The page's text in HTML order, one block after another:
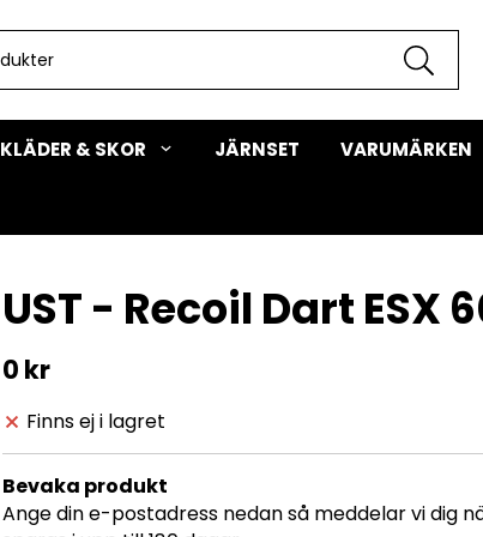
KLÄDER & SKOR JÄRNSET VARUMÄRKEN
UST - Recoil Dart ESX
0 kr
Finns ej i lagret
Bevaka produkt
Ange din e-postadress nedan så meddelar vi dig